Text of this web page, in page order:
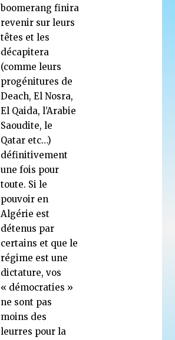
boomerang finira
revenir sur leurs
têtes et les
décapitera
(comme leurs
progénitures de
Deach, El Nosra,
El Qaida, l’Arabie
Saoudite, le
Qatar etc…)
définitivement
une fois pour
toute. Si le
pouvoir en
Algérie est
détenus par
certains et que le
régime est une
dictature, vos
« démocraties »
ne sont pas
moins des
leurres pour la